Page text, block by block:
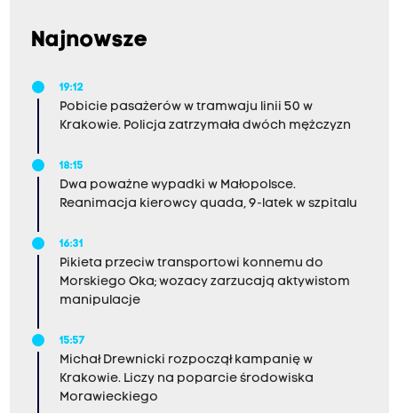
Najnowsze
19:12
Pobicie pasażerów w tramwaju linii 50 w
Krakowie. Policja zatrzymała dwóch mężczyzn
18:15
Dwa poważne wypadki w Małopolsce.
Reanimacja kierowcy quada, 9-latek w szpitalu
16:31
Pikieta przeciw transportowi konnemu do
Morskiego Oka; wozacy zarzucają aktywistom
manipulacje
15:57
Michał Drewnicki rozpoczął kampanię w
Krakowie. Liczy na poparcie środowiska
Morawieckiego